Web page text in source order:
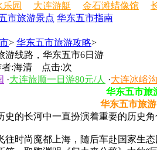
乐园 大连游艇 金石滩蜡像馆
市旅游景点 华东五市指南
> 华东五市旅游攻略>
游线路，华东五市6日游
者:海清 点击:次
·大连旅顺一日游80元/人 ·大连冰峪
华东五市旅
华东五市旅游
的长河中一直扮演着重要的历史
时尚魔都上海，随后车赴国家生态